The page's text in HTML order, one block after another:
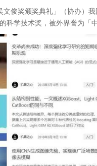
文俊奖颁奖典礼」（协办）
科学技术奖，被外界誉为「